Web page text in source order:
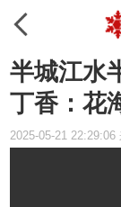
半城江水
丁香：花
2025-05-21